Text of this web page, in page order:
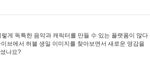
게 독특한 음악과 캐릭터를 만들 수 있는 플랫폼이 많다
브에서 허블 생일 이미지를 찾아보면서 새로운 영감을
나요?